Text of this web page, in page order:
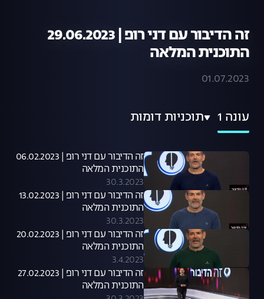
זה הדיבור עם דני רופ | 29.06.2023
התוכנית המלאה
01.07.2023
עונה 1 תוכניות דומות
זה הדיבור עם דני רופ | 06.02.2023
התוכנית המלאה
30.3.2023
זה הדיבור עם דני רופ | 13.02.2023
התוכנית המלאה
30.3.2023
זה הדיבור עם דני רופ | 20.02.2023
התוכנית המלאה
3.4.2023
זה הדיבור עם דני רופ | 27.02.2023
התוכנית המלאה